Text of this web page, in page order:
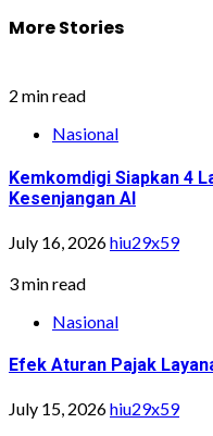
More Stories
2 min read
Nasional
Kemkomdigi Siapkan 4
Kesenjangan AI
July 16, 2026hiu29x59
3 min read
Nasional
Efek Aturan Pajak
July 15, 2026hiu29x59